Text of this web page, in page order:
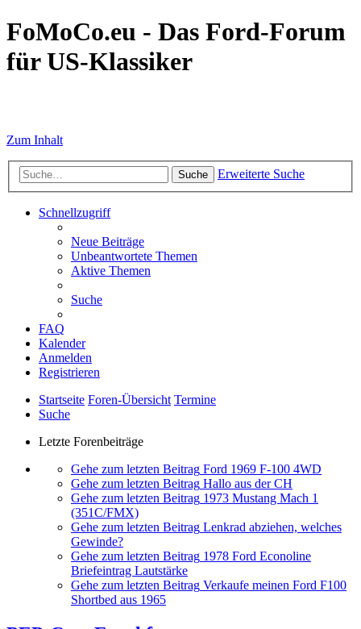
FoMoCo.eu - Das Ford-Forum
für US-Klassiker
Zum Inhalt
Suche Erweiterte Suche
Schnellzugriff
Neue Beiträge
Unbeantwortete Themen
Aktive Themen
Suche
FAQ
Kalender
Anmelden
Registrieren
Startseite Foren-Übersicht Termine
Suche
Letzte Forenbeiträge
Gehe zum letzten Beitrag Ford 1969 F-100 4WD
Gehe zum letzten Beitrag Hallo aus der CH
Gehe zum letzten Beitrag 1973 Mustang Mach 1
(351C/FMX)
Gehe zum letzten Beitrag Lenkrad abziehen, welches
Gewinde?
Gehe zum letzten Beitrag 1978 Ford Econoline
Briefeintrag Lautstärke
Gehe zum letzten Beitrag Verkaufe meinen Ford F100
Shortbed aus 1965